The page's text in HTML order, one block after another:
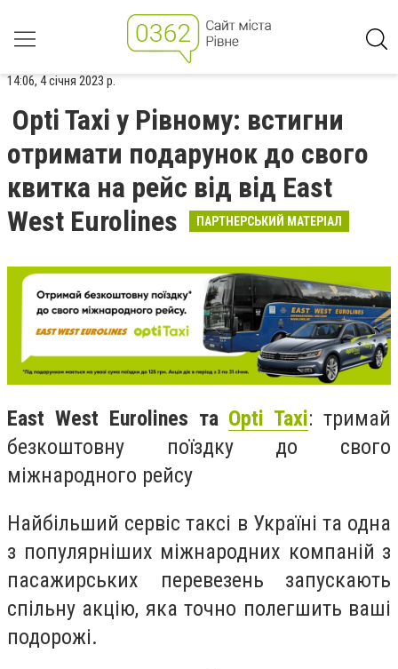
14:06, 4 січня 2023 р.
Opti Taxi у Рівному: встигни
отримати подарунок до свого
квитка на рейс від від East
West Eurolines
ПАРТНЕРСЬКИЙ МАТЕРІАЛ
East West Eurolines та Opti Taxi: тримай
безкоштовну поїздку до свого
міжнародного рейсу
Найбільший сервіс таксі в Україні та одна
з популярніших міжнародних компаній з
пасажирських перевезень запускають
спільну акцію, яка точно полегшить ваші
подорожі.